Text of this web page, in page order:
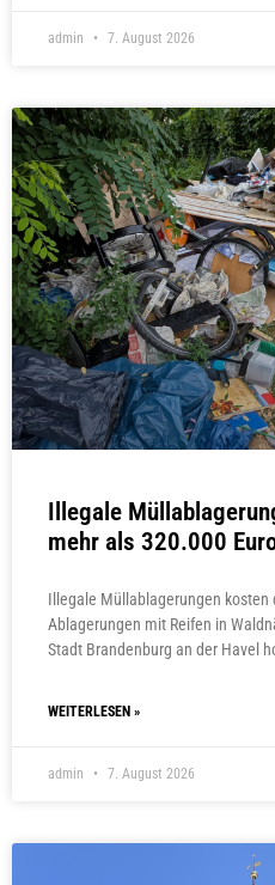
admin 7. August 2026
Illegale
mehr als 320.000
Illegale Müllablagerungen kosten
Ablagerungen mit Reifen in
Stadt Brandenburg an der Havel
WEITERLESEN »
admin 7. August 2026